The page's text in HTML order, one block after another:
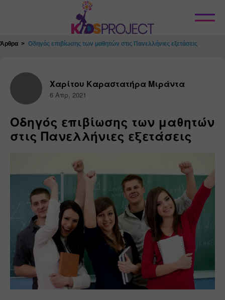
Κλείσιμο
Άρθρα Οδηγός επιβίωσης των μαθητών στις Πανελλήνιες εξετάσεις
Χαρίτου Καραστατήρα Μιράντα
6 Απρ, 2021
Οδηγός επιβίωσης των μαθητών
στις Πανελλήνιες εξετάσεις